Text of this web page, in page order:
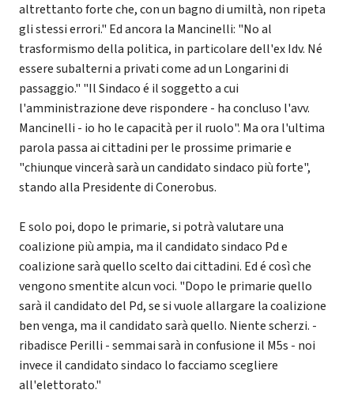
altrettanto forte che, con un bagno di umiltà, non ripeta
gli stessi errori." Ed ancora la Mancinelli: "No al
trasformismo della politica, in particolare dell'ex Idv. Né
essere subalterni a privati come ad un Longarini di
passaggio." "Il Sindaco é il soggetto a cui
l'amministrazione deve rispondere - ha concluso l'avv.
Mancinelli - io ho le capacità per il ruolo". Ma ora l'ultima
parola passa ai cittadini per le prossime primarie e
"chiunque vincerà sarà un candidato sindaco più forte",
stando alla Presidente di Conerobus.
E solo poi, dopo le primarie, si potrà valutare una
coalizione più ampia, ma il candidato sindaco Pd e
coalizione sarà quello scelto dai cittadini. Ed é così che
vengono smentite alcun voci. "Dopo le primarie quello
sarà il candidato del Pd, se si vuole allargare la coalizione
ben venga, ma il candidato sarà quello. Niente scherzi. -
ribadisce Perilli - semmai sarà in confusione il M5s - noi
invece il candidato sindaco lo facciamo scegliere
all'elettorato."